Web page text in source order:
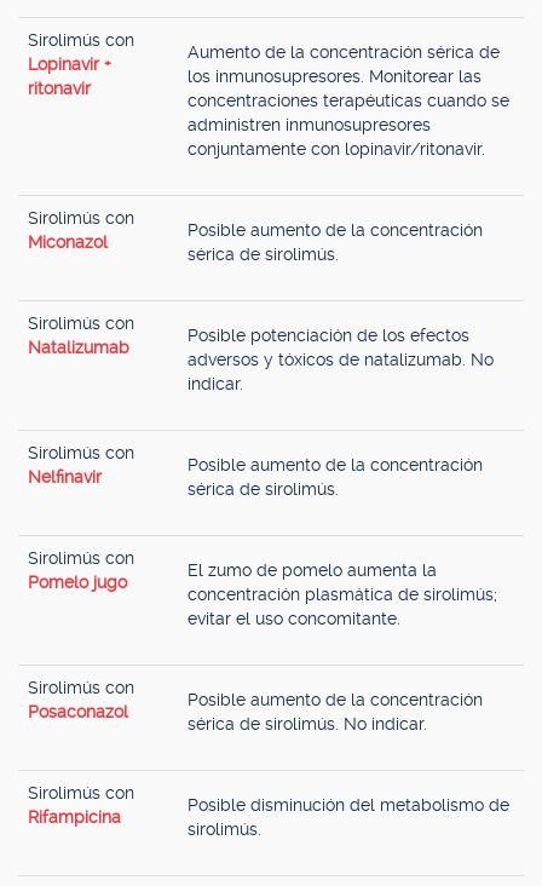
Sirolimús con
Lopinavir +
ritonavir
Aumento de la concentración sérica de
los inmunosupresores. Monitorear las
concentraciones terapéuticas cuando se
administren inmunosupresores
conjuntamente con lopinavir/ritonavir.
Sirolimús con
Miconazol
Posible aumento de la concentración
sérica de sirolimús.
Sirolimús con
Natalizumab
Posible potenciación de los efectos
adversos y tóxicos de natalizumab. No
indicar.
Sirolimús con
Nelfinavir
Posible aumento de la concentración
sérica de sirolimús.
Sirolimús con
Pomelo jugo
El zumo de pomelo aumenta la
concentración plasmática de sirolimús;
evitar el uso concomitante.
Sirolimús con
Posaconazol
Posible aumento de la concentración
sérica de sirolimús. No indicar.
Sirolimús con
Rifampicina
Posible disminución del metabolismo de
sirolimús.